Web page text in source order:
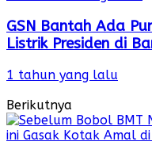
GSN Bantah Ada
Listrik Presiden di
1 tahun yang lalu
Berikutnya